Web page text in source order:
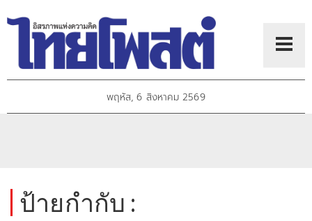
พฤหัส, 6 สิงหาคม 2569
ป้ายกำกับ :